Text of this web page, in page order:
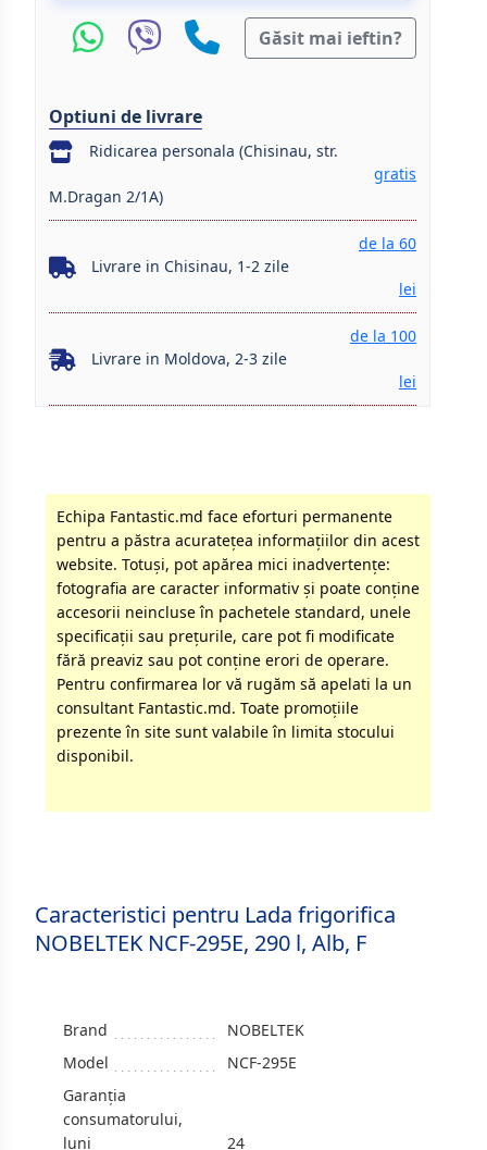
Găsit mai ieftin?
Optiuni de livrare
Ridicarea personala (Chisinau, str.
M.Dragan 2/1A)
gratis
Livrare in Chisinau, 1-2 zile
de la 60
lei
Livrare in Moldova, 2-3 zile
de la 100
lei
Echipa Fantastic.md face eforturi permanente
pentru a păstra acurateţea informaţiilor din acest
website. Totuși, pot apărea mici inadvertenţe:
fotografia are caracter informativ şi poate conţine
accesorii neincluse în pachetele standard, unele
specificaţii sau preţurile, care pot fi modificate
fără preaviz sau pot conţine erori de operare.
Pentru confirmarea lor vă rugăm să apelati la un
consultant Fantastic.md. Toate promoţiile
prezente în site sunt valabile în limita stocului
disponibil.
Caracteristici pentru Lada frigorifica
NOBELTEK NCF-295E, 290 l, Alb, F
Brand
NOBELTEK
Model
NCF-295E
Garanția
consumatorului,
luni
24